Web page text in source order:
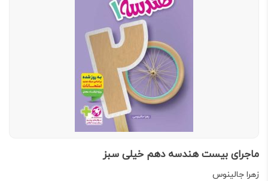
ماجرای بیست هندسه دهم خیلی سبز
زهرا جالینوس